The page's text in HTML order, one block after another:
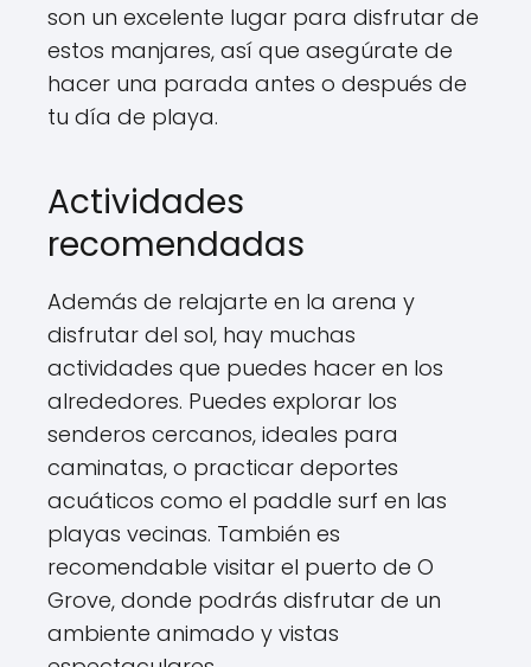
son un excelente lugar para disfrutar de
estos manjares, así que asegúrate de
hacer una parada antes o después de
tu día de playa.
Actividades
recomendadas
Además de relajarte en la arena y
disfrutar del sol, hay muchas
actividades que puedes hacer en los
alrededores. Puedes explorar los
senderos cercanos, ideales para
caminatas, o practicar deportes
acuáticos como el paddle surf en las
playas vecinas. También es
recomendable visitar el puerto de O
Grove, donde podrás disfrutar de un
ambiente animado y vistas